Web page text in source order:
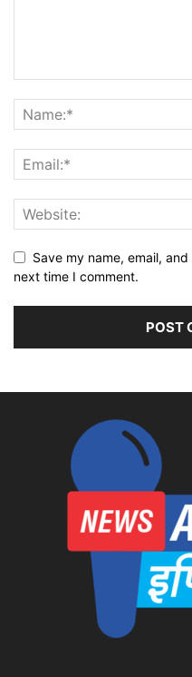
Save my name, email,
next time I comment.